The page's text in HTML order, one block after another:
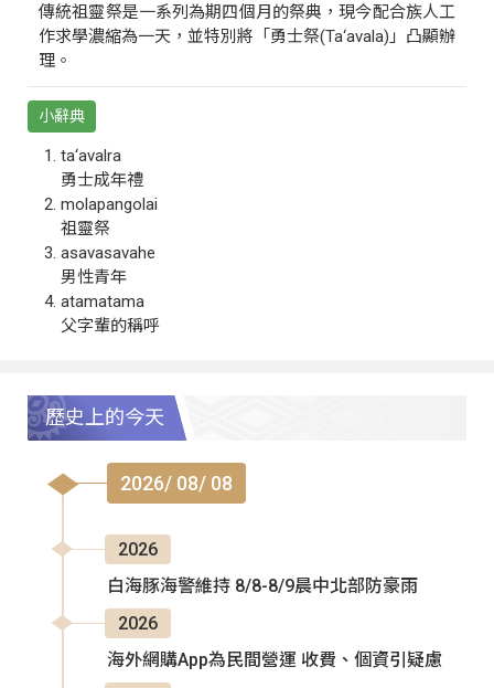
傳統祖靈祭是一系列為期四個月的祭典，現今配合族人工
作求學濃縮為一天，並特別將「勇士祭(Ta‘avala)」凸顯辦
理。
小辭典
ta‘avalra
勇士成年禮
molapangolai
祖靈祭
asavasavahe
男性青年
atamatama
父字輩的稱呼
歷史上的今天
2026/ 08/ 08
2026
白海豚海警維持 8/8-8/9晨中北部防豪雨
2026
海外網購App為民間營運 收費、個資引疑慮